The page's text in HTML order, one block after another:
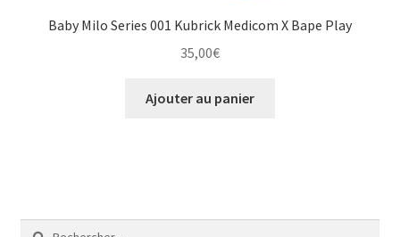
Baby Milo Series 001 Kubrick Medicom X Bape Play
35,00€
Ajouter au panier
Rechercher :